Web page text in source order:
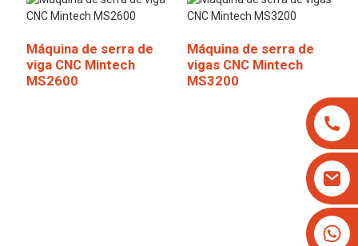
Máquina de serra de
viga CNC Mintech
MS2600
Máquina de serra de
vigas CNC Mintech
MS3200